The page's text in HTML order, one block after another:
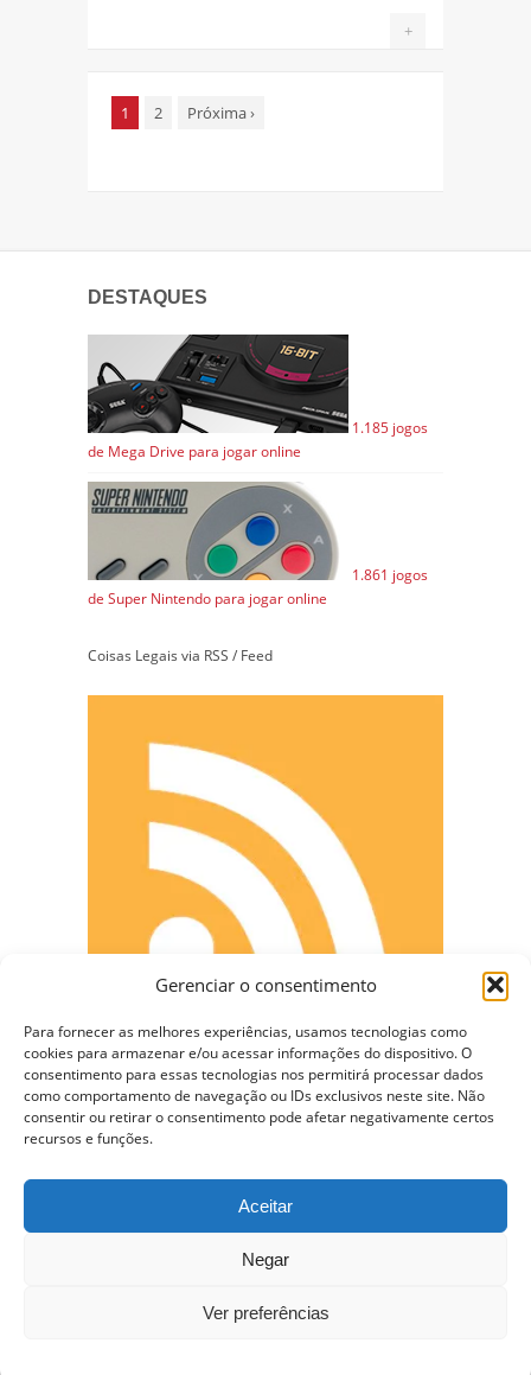
Gerenciar o consentimento
Para fornecer as melhores experiências, usamos tecnologias como
cookies para armazenar e/ou acessar informações do dispositivo. O
consentimento para essas tecnologias nos permitirá processar dados
como comportamento de navegação ou IDs exclusivos neste site. Não
consentir ou retirar o consentimento pode afetar negativamente certos
recursos e funções.
Aceitar
Negar
Ver preferências
+
1 2 Próxima›
DESTAQUES
1.185 jogos
de Mega Drive para jogar online
1.861 jogos
de Super Nintendo para jogar online
Coisas Legais via RSS / Feed
CONECTE-SE
Copyright © 2009 - 2023 Somente Coisas Legais.
Nossa Hospedagem WordPress VPS de $10 dólares –